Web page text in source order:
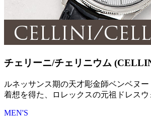
チェリーニ/チェリニウム
ルネッサンス期の天才彫金師ベンベヌ
着想を得た、ロレックスの元祖ドレスウ
MEN'S